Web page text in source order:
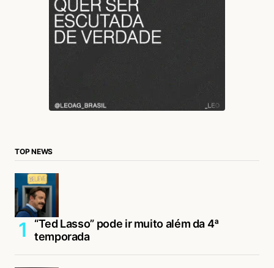
TOP NEWS
“Ted Lasso” pode ir muito além da 4ª
temporada